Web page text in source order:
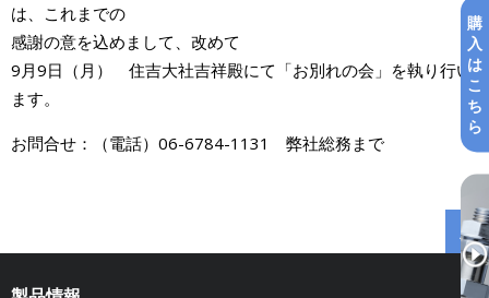
購
入
は
こ
ち
ら
は、これまでの
感謝の意を込めまして、改めて
9月9日（月） 住吉大社吉祥殿にて「お別れの会」を執り行い
ます。
お問合せ：（電話）06-6784-1131 弊社総務まで